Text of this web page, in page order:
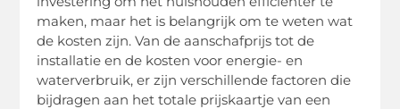
maken, maar het is belangrijk om te weten wat
de kosten zijn. Van de aanschafprijs tot de
installatie en de kosten voor energie- en
waterverbruik, er zijn verschillende factoren die
bijdragen aan het totale prijskaartje van een